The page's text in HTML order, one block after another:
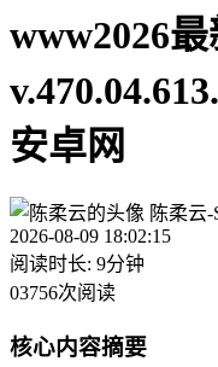
www2026
安卓网
陈柔云-
2026-08-09 18:02:15
阅读时长: 9分钟
03756次阅读
核心内容摘要